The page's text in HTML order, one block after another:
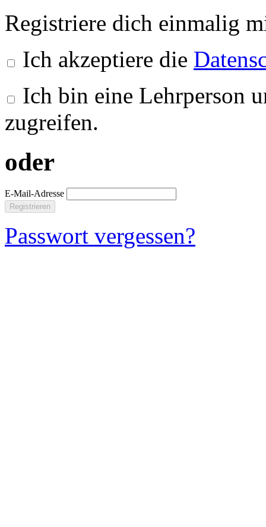
Registriere dich einmalig
Ich akzeptiere die
Ich bin eine Lehrperson
zugreifen.
oder
E-Mail-Adresse
Registrieren
Passwort vergessen?